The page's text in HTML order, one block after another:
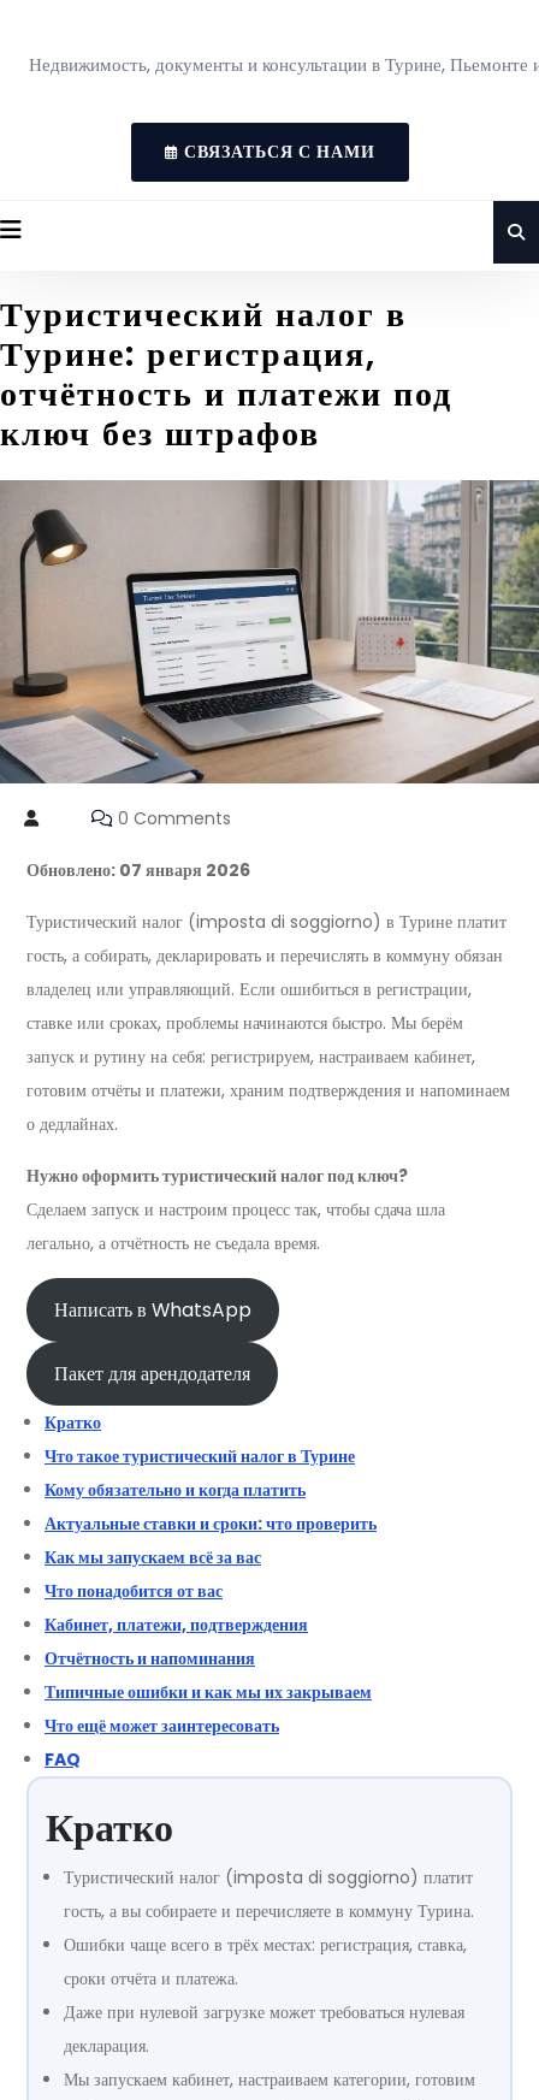
Недвижимость, документы и консультации в Турине, Пьемонте
СВЯЗАТЬСЯ С НАМИ
Туристический налог в
Турине: регистрация,
отчётность и платежи под
ключ без штрафов
0 Comments
Обновлено: 07 января 2026
Туристический налог (imposta di soggiorno) в Турине платит
гость, а собирать, декларировать и перечислять в коммуну обязан
владелец или управляющий. Если ошибиться в регистрации,
ставке или сроках, проблемы начинаются быстро. Мы берём
запуск и рутину на себя: регистрируем, настраиваем кабинет,
готовим отчёты и платежи, храним подтверждения и напоминаем
о дедлайнах.
Нужно оформить туристический налог под ключ?
Сделаем запуск и настроим процесс так, чтобы сдача шла
легально, а отчётность не съедала время.
Написать в WhatsApp
Пакет для арендодателя
Кратко
Что такое туристический налог в Турине
Кому обязательно и когда платить
Актуальные ставки и сроки: что проверить
Как мы запускаем всё за вас
Что понадобится от вас
Кабинет, платежи, подтверждения
Отчётность и напоминания
Типичные ошибки и как мы их закрываем
Что ещё может заинтересовать
FAQ
Кратко
Туристический налог (imposta di soggiorno) платит
гость, а вы собираете и перечисляете в коммуну Турина.
Ошибки чаще всего в трёх местах: регистрация, ставка,
сроки отчёта и платежа.
Даже при нулевой загрузке может требоваться нулевая
декларация.
Мы запускаем кабинет, настраиваем категории, готовим